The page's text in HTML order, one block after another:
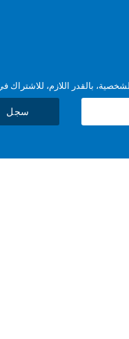
بالقدر اللازم، للاشتراك
سجل